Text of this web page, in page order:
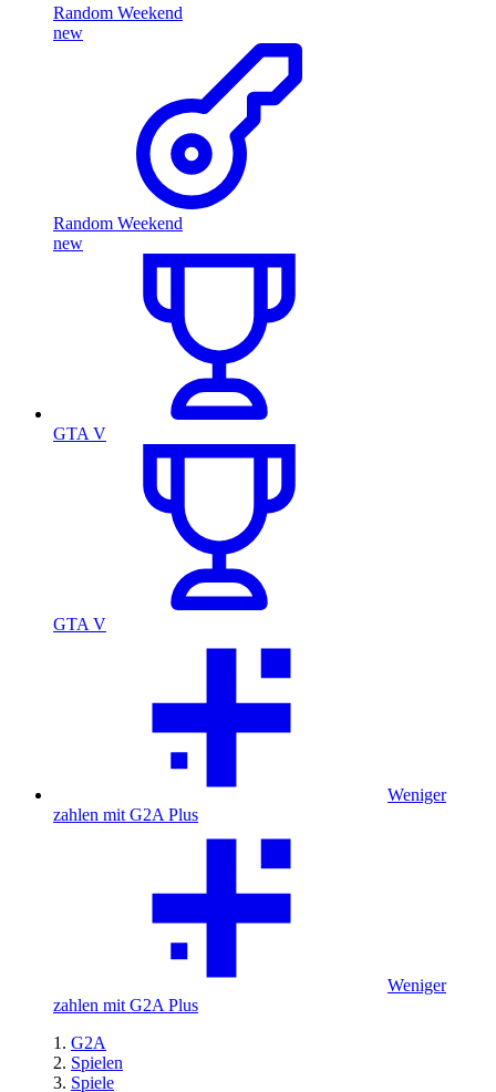
Random Weekend
new
Random Weekend
new
GTA V
GTA V
Weniger
zahlen mit G2A Plus
Weniger
zahlen mit G2A Plus
G2A
Spielen
Spiele